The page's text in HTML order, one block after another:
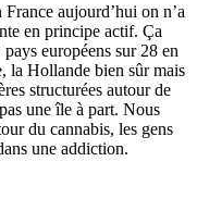
aujourd’hui on n’a
en principe actif. Ça
européens sur 28 en
la Hollande bien sûr mais
structurées autour de
une île à part. Nous
du cannabis, les gens
une addiction.